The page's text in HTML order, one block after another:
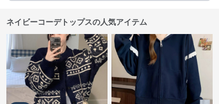
ネイビーコーデトップスの人気アイテム